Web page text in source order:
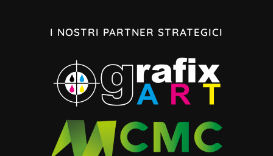
I NOSTRI PARTNER STRATEGICI